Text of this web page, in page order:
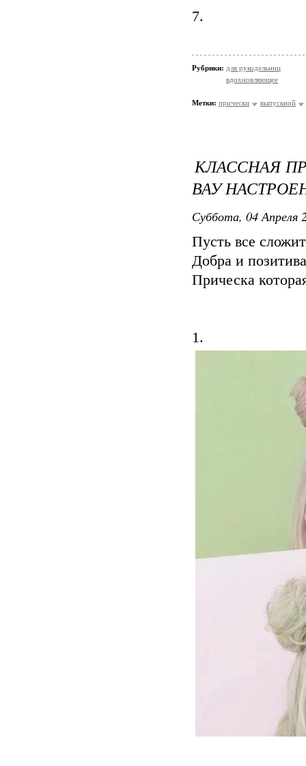
7.
Рубрики: для рукодельниц
вдохновляющее
Метки: прически выпускной
КЛАССНАЯ
ВАУ
Суббота, 04 Апреля
Пусть все
Добра и
Прическа
1.